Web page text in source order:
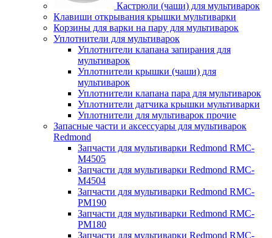
Кастрюли (чаши) для мультиварок
Клавиши открывания крышки мультиварки
Корзины для варки на пару для мультиварок
Уплотнители для мультиварок
Уплотнители клапана запирания для
мультиварок
Уплотнители крышки (чаши) для
мультиварок
Уплотнители клапана пара для мультиварок
Уплотнители датчика крышки мультиварки
Уплотнители для мультиварок прочие
Запасные части и аксессуары для мультиварок
Redmond
Запчасти для мультиварки Redmond RMC-
M4505
Запчасти для мультиварки Redmond RMC-
M4504
Запчасти для мультиварки Redmond RMC-
PM190
Запчасти для мультиварки Redmond RMC-
PM180
Запчасти для мультиварки Redmond RMC-